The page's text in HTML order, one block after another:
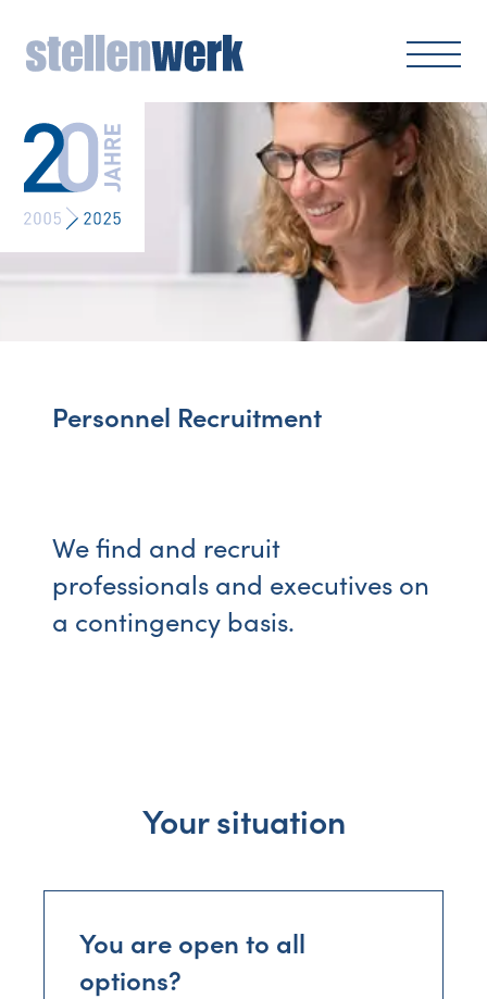
Personnel Recruitment
We find and recruit
professionals and executives on
a contingency basis.
Your situation
You are open to all
options?